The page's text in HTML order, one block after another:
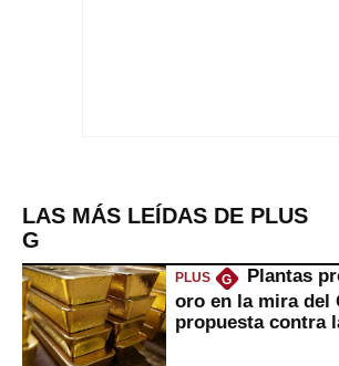
LAS MÁS LEÍDAS DE PLUS
G
PLUS G
Plantas
oro en la mira del
propuesta contra